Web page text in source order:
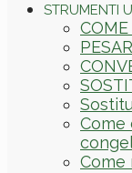
STRUMENTI
COME
Come
Come